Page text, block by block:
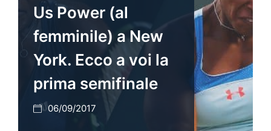
Us Power (al
femminile) a New
York. Ecco a voi la
prima semifinale
06/09/2017